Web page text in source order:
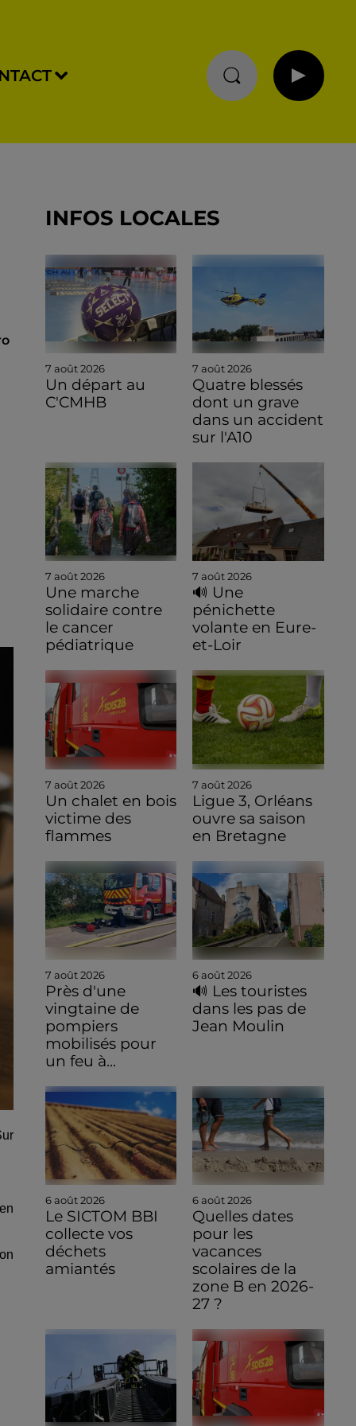
INFOS LOCALES
7 août 2026
Un départ au
C'CMHB
7 août 2026
Quatre blessés
dont un grave
dans un accident
sur l'A10
7 août 2026
Une marche
solidaire contre
le cancer
pédiatrique
7 août 2026
🔊 Une
pénichette
volante en Eure-
et-Loir
7 août 2026
Un chalet en bois
victime des
flammes
7 août 2026
Ligue 3, Orléans
ouvre sa saison
en Bretagne
7 août 2026
Près d'une
vingtaine de
pompiers
mobilisés pour
un feu à...
6 août 2026
🔊 Les touristes
dans les pas de
Jean Moulin
6 août 2026
Le SICTOM BBI
collecte vos
déchets
amiantés
6 août 2026
Quelles dates
pour les
vacances
scolaires de la
zone B en 2026-
27 ?